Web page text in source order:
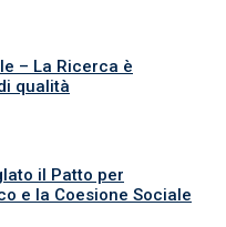
– La Ricerca è
qualità
il Patto per
e la Coesione Sociale